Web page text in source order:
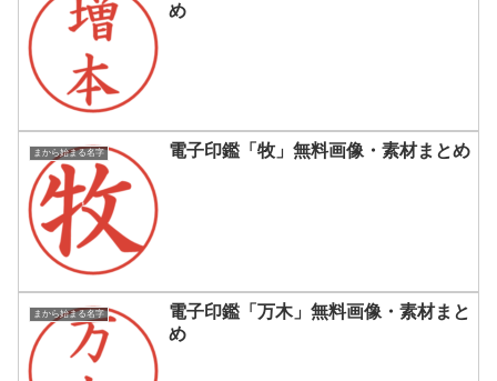
め
まから始まる名字 電子印鑑「牧」無料画像・素材まとめ
まから始まる名字
電子印鑑「万木」無料画像・素材まと
め